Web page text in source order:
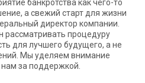
банкротства как чего-то
а свежий старт для жизни
директор компании.
процедуру
для лучшего будущего, а не
Мы уделяем внимание
за поддержкой.